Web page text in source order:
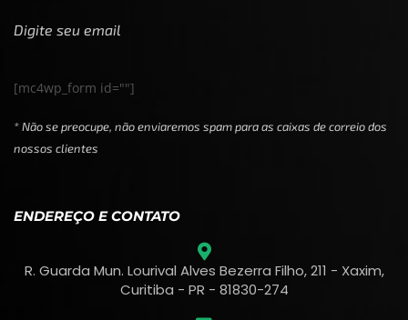
Digite seu email
[mc4wp_form id=""]
* Não se preocupe, não enviaremos spam para as caixas de correio dos
nossos clientes
ENDEREÇO E CONTATO
R. Guarda Mun. Lourival Alves Bezerra Filho, 211 - Xaxim,
Curitiba - PR - 81830-274